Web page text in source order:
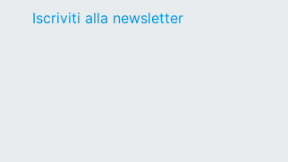
Iscriviti alla newsletter